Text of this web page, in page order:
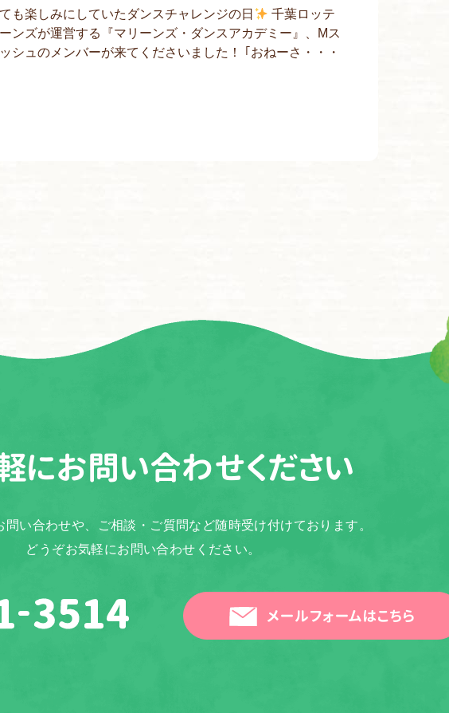
も楽しみにしていたダンスチャレンジの日
千葉ロッテ
ンズが運営する『マリーンズ・ダンスアカデミー』、Mス
シュのメンバーが来てくださいました！ ｢おねーさ・・・
にお問い合わせください
問い合わせや、ご相談・ご質問など随時受け付けております。
どうぞお気軽にお問い合わせください。
メールフォームはこちら